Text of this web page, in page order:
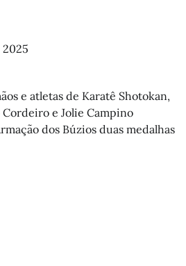
e atletas de Karatê Shotokan,
e Jolie Campino
dos Búzios duas medalhas